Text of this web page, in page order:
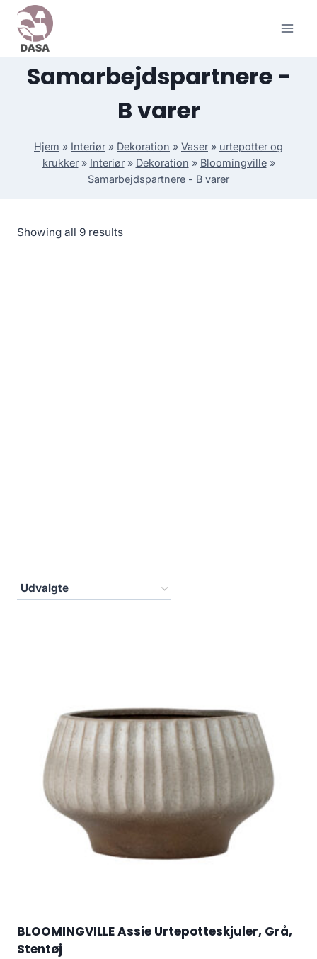
Skip
content
Samarbejdspartnere -
B varer
Hjem » Interiør » Dekoration » Vaser » urtepotter og
krukker» Interiør» Dekoration » Bloomingville»
Samarbejdspartnere - B varer
Showing all 9 results
BLOOMINGVILLE Assie Urtepotteskjuler, Grå,
Stentøj